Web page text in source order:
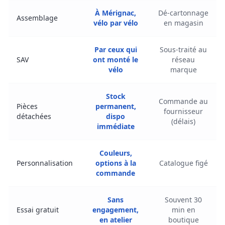
Assemblage
À Mérignac,
vélo par vélo
Dé-cartonnage
en magasin
SAV
Par ceux qui
ont monté le
vélo
Sous-traité au
réseau
marque
Pièces
détachées
Stock
permanent,
dispo
immédiate
Commande au
fournisseur
(délais)
Personnalisation
Couleurs,
options à la
commande
Catalogue figé
Essai gratuit
Sans
engagement,
en atelier
Souvent 30
min en
boutique